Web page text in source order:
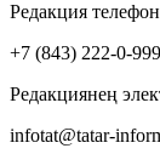
Редакция
+7 (843) 222-0-
Редакциянең
infotat@tatar-